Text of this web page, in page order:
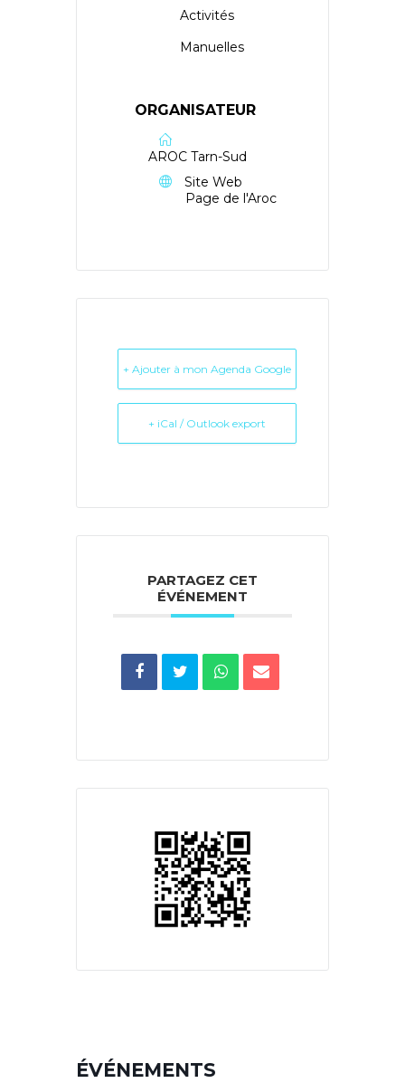
Activités
Manuelles
ORGANISATEUR
AROC Tarn-Sud
Site Web
Page de l'Aroc
+ Ajouter à mon Agenda Google
+ iCal / Outlook export
PARTAGEZ CET
ÉVÉNEMENT
ÉVÉNEMENTS